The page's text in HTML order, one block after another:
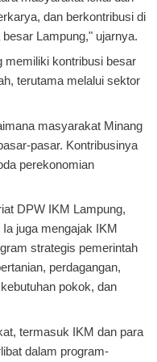
dan berkontribusi di
Lampung," ujarnya.
memiliki kontribusi besar
terutama melalui sektor
masyarakat Minang
pasar. Kontribusinya
perekonomian
DPW IKM Lampung,
juga mengajak IKM
strategis pemerintah
perdagangan,
pokok, dan
termasuk IKM dan para
dalam program-